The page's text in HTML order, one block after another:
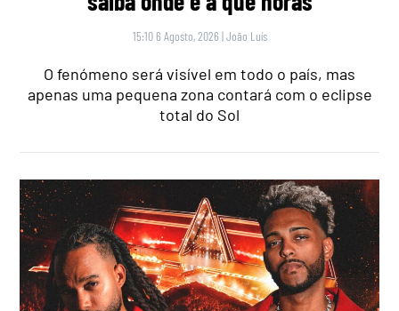
15:10 6 Agosto, 2026 |João Luís
O fenómeno será visível em todo o país, mas
apenas uma pequena zona contará com o eclipse
total do Sol